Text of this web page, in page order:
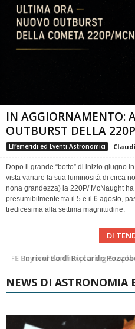
IN AGGIORNAMENTO:
OUTBURST DELLA
Effemeridi ed Eventi Astronomici
Dopo il grande “botto” di inizio giugno
vista variare la sua luminosità di circa
nona grandezza) la 220P/ McNaught
presumibilmente tra il 5 e il 6 agosto,
tredicesima alla settima magnitudine.
DI
In ricordo di Riccardo Pozzobon
Una volta
NEWS DI ASTRONOMIA